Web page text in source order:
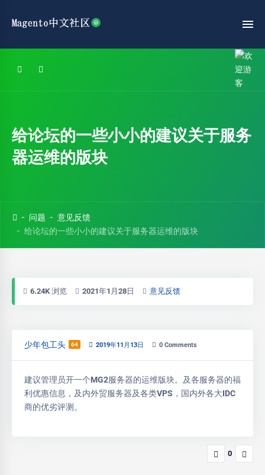
给论坛的一些小小的建议关于服务
器运维的版块
问题
意见反馈
给论坛的一些小小的建议关于服务器运维的版块
6.24K 浏览 2021年1月28日 意见反馈
少年包工头 64 2019年11月13日 0 Comments
建议管理员开一个MG2服务器的运维版块。及各服务器的福
利优惠信息，及内外贸服务器及各类VPS，国内外各大IDC
商的优劣评测。
0